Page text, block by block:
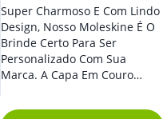
Super Charmoso E Com Lindo
Design, Nosso Moleskine É O
Brinde Certo Para Ser
Personalizado Com Sua
Marca. A Capa Em Couro
Elástico Permite Maior